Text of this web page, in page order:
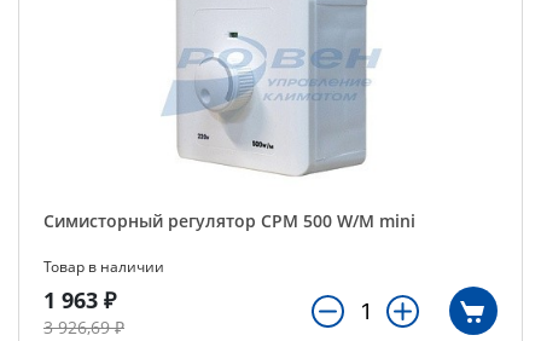
Симисторный регулятор СРМ 500 W/M mini
Товар в наличии
1 963 ₽
3 926,69 ₽